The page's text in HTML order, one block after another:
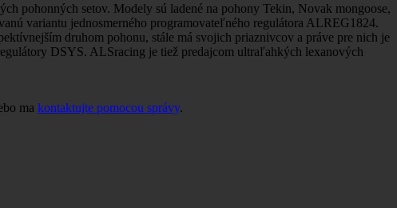
pohonných setov. Modely sú ladené na pohony Tekin, Novak mongoose,
variantu jednosmerného programovateľného regulátora ALREG1824.
druhom pohonu, stále má svojich priaznivcov a práve pre nich je
DSYS. ALSracing je tiež predajcom ultraľahkých lexanových
ma kontaktujte pomocou správy.